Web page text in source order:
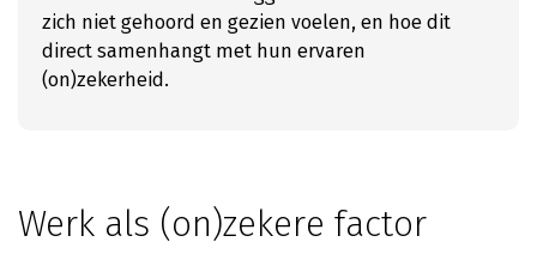
zich niet gehoord en gezien voelen, en hoe dit
direct samenhangt met hun ervaren
(on)zekerheid.
Werk als (on)zekere factor